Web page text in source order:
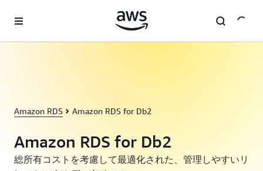
Amazon RDS Amazon RDS for Db2
Amazon RDS for Db2
総所有コストを考慮して最適化された、管理しやすいリ